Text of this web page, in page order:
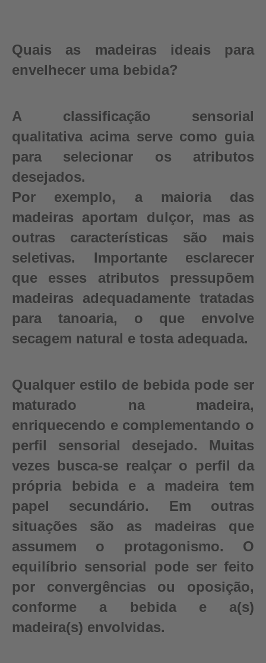
Quais as madeiras ideais para
envelhecer uma bebida?
A classificação sensorial
qualitativa acima serve como guia
para selecionar os atributos
desejados.
Por exemplo, a maioria das
madeiras aportam dulçor, mas as
outras características são mais
seletivas. Importante esclarecer
que esses atributos pressupõem
madeiras adequadamente tratadas
para tanoaria, o que envolve
secagem natural e tosta adequada.
Qualquer estilo de bebida pode ser
maturado na madeira,
enriquecendo e complementando o
perfil sensorial desejado. Muitas
vezes busca-se realçar o perfil da
própria bebida e a madeira tem
papel secundário. Em outras
situações são as madeiras que
assumem o protagonismo. O
equilíbrio sensorial pode ser feito
por convergências ou oposição,
conforme a bebida e a(s)
madeira(s) envolvidas.